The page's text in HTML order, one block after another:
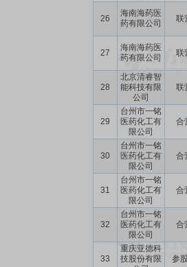
26
海南海药医
药有限公司
联
27
海南海药医
药有限公司
联
28
北京清睿智
能科技有限
公司
联
29
台州市一铭
医药化工有
限公司
合
30
台州市一铭
医药化工有
限公司
合
31
台州市一铭
医药化工有
限公司
合
32
台州市一铭
医药化工有
限公司
合
33
重庆亚德科
技股份有限
参